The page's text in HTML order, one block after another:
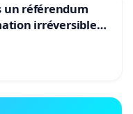
un référendum
irréversible